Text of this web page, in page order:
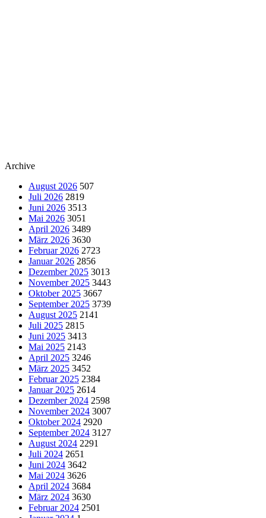
Archive
August 2026 507
Juli 2026 2819
Juni 2026 3513
Mai 2026 3051
April 2026 3489
März 2026 3630
Februar 2026 2723
Januar 2026 2856
Dezember 2025 3013
November 2025 3443
Oktober 2025 3667
September 2025 3739
August 2025 2141
Juli 2025 2815
Juni 2025 3413
Mai 2025 2143
April 2025 3246
März 2025 3452
Februar 2025 2384
Januar 2025 2614
Dezember 2024 2598
November 2024 3007
Oktober 2024 2920
September 2024 3127
August 2024 2291
Juli 2024 2651
Juni 2024 3642
Mai 2024 3626
April 2024 3684
März 2024 3630
Februar 2024 2501